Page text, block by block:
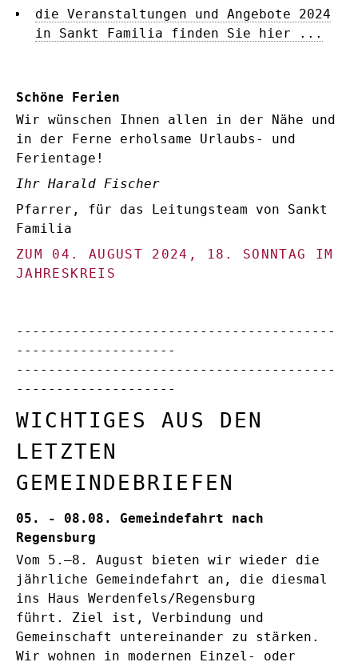
die Veranstaltungen und Angebote 2024
in Sankt Familia finden Sie hier ...
Schöne Ferien
Wir wünschen Ihnen allen in der Nähe und
in der Ferne erholsame Urlaubs- und
Ferientage!
Ihr Harald Fischer
Pfarrer, für das Leitungsteam von Sankt
Familia
ZUM 04. AUGUST 2024, 18. SONNTAG IM
JAHRESKREIS
----------------------------------------
--------------------
----------------------------------------
--------------------
WICHTIGES AUS DEN
LETZTEN
GEMEINDEBRIEFEN
05. - 08.08. Gemeindefahrt nach
Regensburg
Vom 5.–8. August bieten wir wieder die
jährliche Gemeindefahrt an, die diesmal
ins Haus Werdenfels/Regensburg
führt.
Ziel ist, Verbindung und
Gemeinschaft untereinander zu stärken.
Wir wohnen in modernen Einzel- oder